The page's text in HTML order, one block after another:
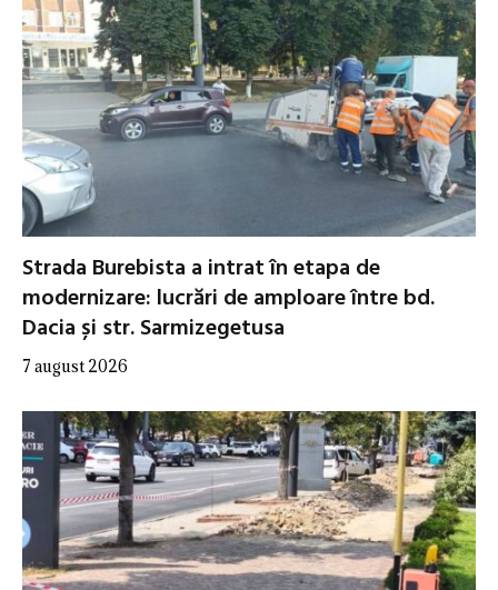
Strada Burebista a intrat în etapa de
modernizare: lucrări de amploare între bd.
Dacia și str. Sarmizegetusa
7 august 2026